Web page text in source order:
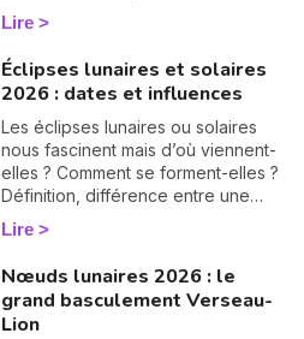
et ouvrent la voie à des élans
sincères.
Lire
Éclipses lunaires et solaires
2026 : dates et influences
Les éclipses lunaires ou solaires
nous fascinent mais d’où viennent-
elles ? Comment se forment-elles ?
Définition, différence entre une
éclipse lunaire et solaire, influence
en astrologie et dates des éclipses
sujet.
Lire
Nœuds lunaires 2026 : le
grand basculement Verseau-
Lion